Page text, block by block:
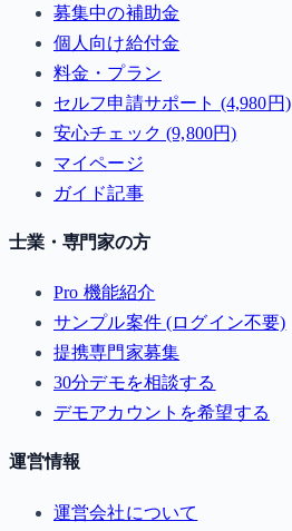
募集中の補助金
個人向け給付金
料金・プラン
セルフ申請サポート (4,980円)
安心チェック (9,800円)
マイページ
ガイド記事
士業・専門家の方
Pro 機能紹介
サンプル案件 (ログイン不要)
提携専門家募集
30分デモを相談する
デモアカウントを希望する
運営情報
運営会社について